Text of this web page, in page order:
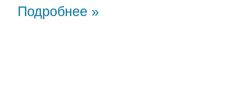
Подробнее »